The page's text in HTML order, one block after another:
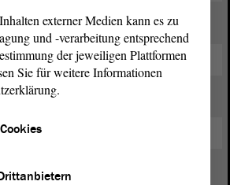
der AfD Börde
Stadtratsfraktion Wolmirstedt
externer Medien kann es zu
und -verarbeitung entsprechend
der jeweiligen Plattformen
Sie für weitere Informationen